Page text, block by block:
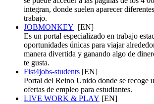
integran, donde suelen aparecer
trabajo.
JOBMONKEY [EN]
Es un portal especializado en trabajo
oportunidades únicas para viajar
manera divertida y ganando algo de
te gusta.
Fist4jobs-students [EN]
Portal del Reino Unido donde se recoge
ofertas de empleo para estudiantes.
LIVE WORK & PLAY [EN]